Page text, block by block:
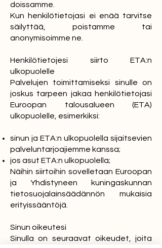
doissamme.
Kun henkilötietojasi ei enää tarvitse
säilyttää, poistamme tai
anonymisoimme ne.
Henkilötietojesi siirto ETA:n
ulkopuolelle
Palvelujen toimittamiseksi sinulle on
joskus tarpeen jakaa henkilötietojasi
Euroopan talousalueen (ETA)
ulkopuolelle, esimerkiksi:
sinun ja ETA:n ulkopuolella sijaitsevien
palveluntarjoajiemme kanssa;
jos asut ETA:n ulkopuolella;
Näihin siirtoihin sovelletaan Euroopan
ja Yhdistyneen kuningaskunnan
tietosuojalainsäädännön mukaisia
erityissääntöjä.
Sinun oikeutesi
Sinulla on seuraavat oikeudet, joita